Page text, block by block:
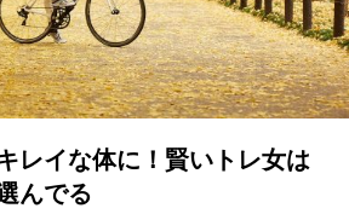
レイな体に！賢いトレ女は
んでる